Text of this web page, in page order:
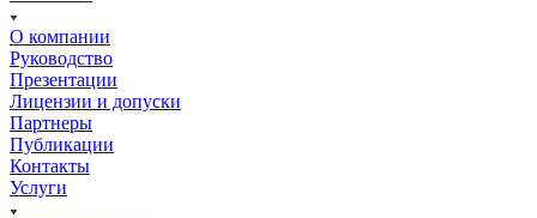
О компании
Руководство
Презентации
Лицензии и допуски
Партнеры
Публикации
Контакты
Услуги